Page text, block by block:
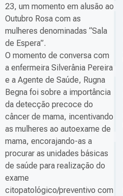
23, um momento em alusão ao
Outubro Rosa com as
mulheres denominadas “Sala
de Espera”.
O momento de conversa com
a enfermeira Silverânia Pereira
e a Agente de Saúde, Rugna
Begna foi sobre a importância
da detecção precoce do
câncer de mama, incentivando
as mulheres ao autoexame de
mama, encorajando-as a
procurar as unidades básicas
de saúde para realização do
exame
citopatológico/preventivo com